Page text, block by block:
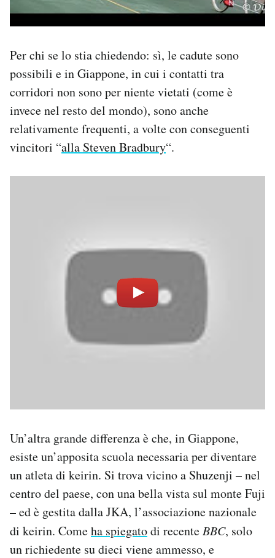
Per chi se lo stia chiedendo: sì, le cadute sono
possibili e in Giappone, in cui i contatti tra
corridori non sono per niente vietati (come è
invece nel resto del mondo), sono anche
relativamente frequenti, a volte con conseguenti
vincitori “alla Steven Bradbury“.
Un’altra grande differenza è che, in Giappone,
esiste un’apposita scuola necessaria per diventare
un atleta di keirin. Si trova vicino a Shuzenji – nel
centro del paese, con una bella vista sul monte Fuji
– ed è gestita dalla JKA, l’associazione nazionale
di keirin. Comeha spiegatodi recente BBC, solo
un richiedente su dieci viene ammesso, e